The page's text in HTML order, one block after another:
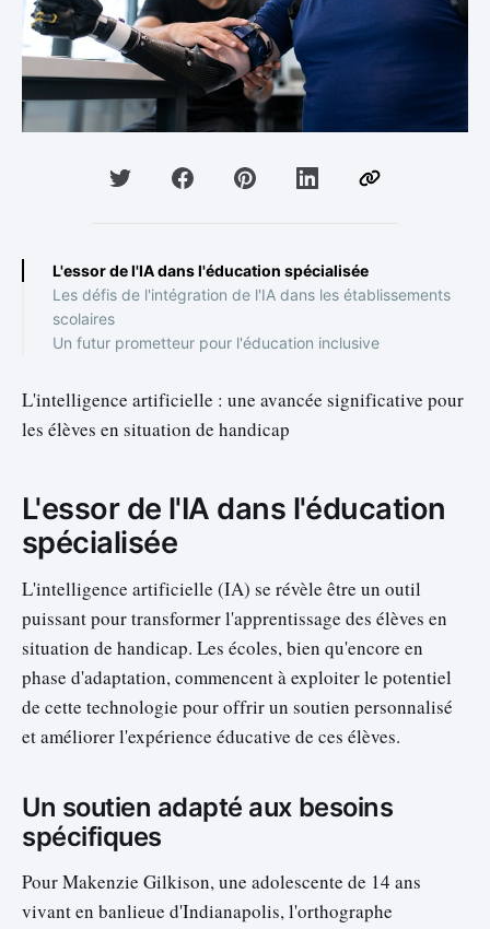
L'essor de l'IA dans l'éducation spécialisée
Les défis de l'intégration de l'IA dans les établissements
scolaires
Un futur prometteur pour l'éducation inclusive
L'intelligence artificielle : une avancée significative pour
les élèves en situation de handicap
L'essor de l'IA dans l'éducation
spécialisée
L'intelligence artificielle (IA) se révèle être un outil
puissant pour transformer l'apprentissage des élèves en
situation de handicap. Les écoles, bien qu'encore en
phase d'adaptation, commencent à exploiter le potentiel
de cette technologie pour offrir un soutien personnalisé
et améliorer l'expérience éducative de ces élèves.
Un soutien adapté aux besoins
spécifiques
Pour Makenzie Gilkison, une adolescente de 14 ans
vivant en banlieue d'Indianapolis, l'orthographe